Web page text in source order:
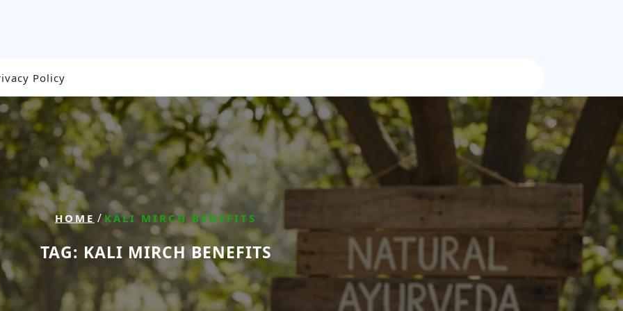
Policy
HOME /KALI MIRCH BENEFITS
TAG: KALI MIRCH BENEFITS